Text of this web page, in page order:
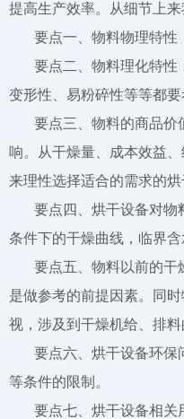
提高生产效率。从细节上
要点一、物料物理特性
要点二、物料理化特性
变形性、易粉碎性等等都要
要点三、物料的商品价
响。从干燥量、成本效益
来理性选择适合的需求的烘
要点四、烘干设备对物
条件下的干燥曲线，临界含
要点五、物料以前的干
是做参考的前提因素。同
视，涉及到干燥机给、排料
要点六、烘干设备环保
等条件的限制。
要点七、烘干设备相关
扫描二维码